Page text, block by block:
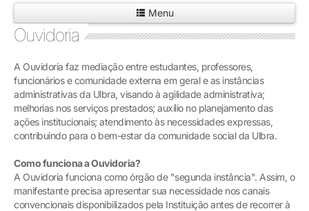
Matricule-se
Graduação
Pós-graduação
Educação a Distância
Pesquisa
Extensão
Inovação
Sobre a ULBRA
Menu
Ouvidoria
A Ouvidoria faz mediação entre estudantes, professores,
funcionários e comunidade externa em geral e as instâncias
administrativas da Ulbra, visando à agilidade administrativa;
melhorias nos serviços prestados; auxílio no planejamento das
ações institucionais; atendimento às necessidades expressas,
contribuindo para o bem-estar da comunidade social da Ulbra.
Como funciona a Ouvidoria?
A Ouvidoria funciona como órgão de "segunda instância". Assim, o
manifestante precisa apresentar sua necessidade nos canais
convencionais disponibilizados pela Instituição antes de recorrer à